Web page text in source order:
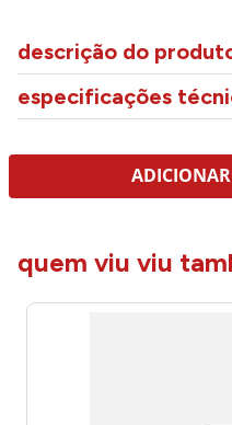
descrição do
especificações
quem viu viu